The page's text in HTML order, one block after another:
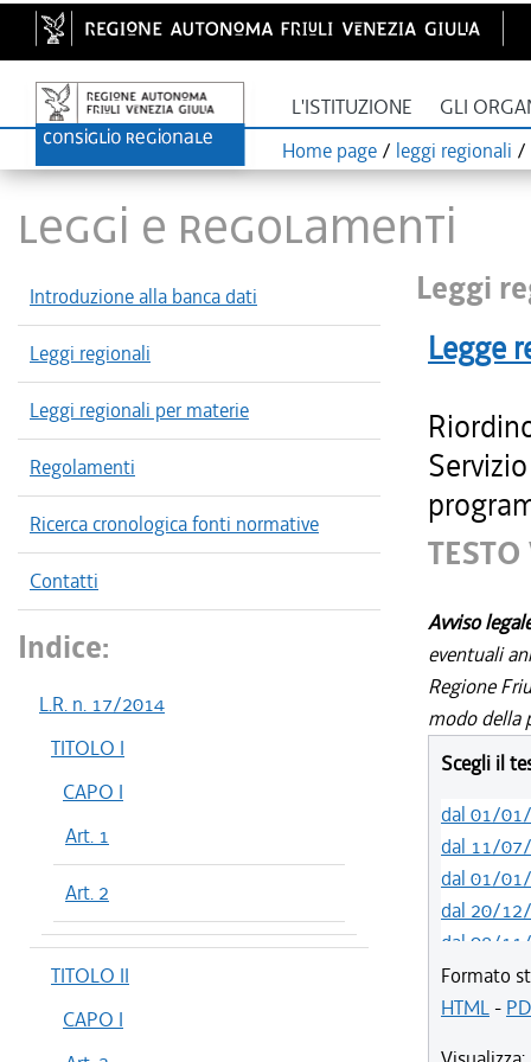
L'ISTITUZIONE GLI
Home page / leggi regionali /
LEGGI E REGOLAMENTI
Introduzione alla banca dati
Leggi regionali
Leggi regionali per materie
Regolamenti
Ricerca cronologica fonti normative
Contatti
Indice:
L.R. n. 17/2014
TITOLO I
CAPO I
Art. 1
Art. 2
TITOLO II
CAPO I
Leggi
Legge
Avviso
eventuali
Regione
modo della
Scegli il
dal 01/
dal 11/
dal 01/
dal 20/
dal 08/
dal 29/
dal 15/
Formato
HTML-